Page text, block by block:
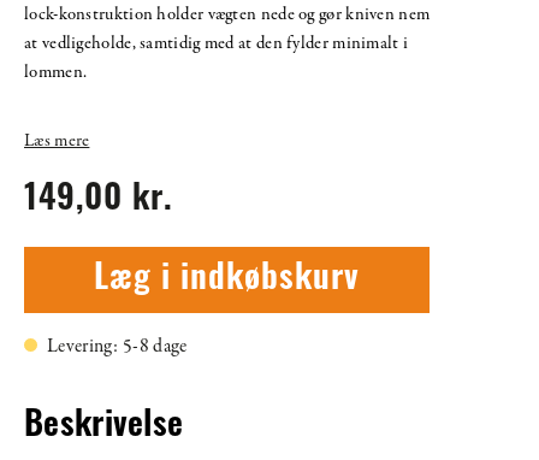
lock-konstruktion holder vægten nede og gør kniven nem
at vedligeholde, samtidig med at den fylder minimalt i
lommen.
Læs mere
149,00 kr.
Læg i indkøbskurv
Levering: 5-8 dage
Beskrivelse